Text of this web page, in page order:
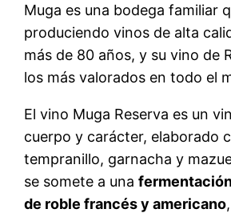
Muga es una bodega familiar
produciendo vinos de alta
más de 80 años, y su vino de
los más valorados en todo el
El vino Muga Reserva es un
cuerpo y carácter, elaborado
tempranillo, garnacha y
se somete a una
de roble francés y americano